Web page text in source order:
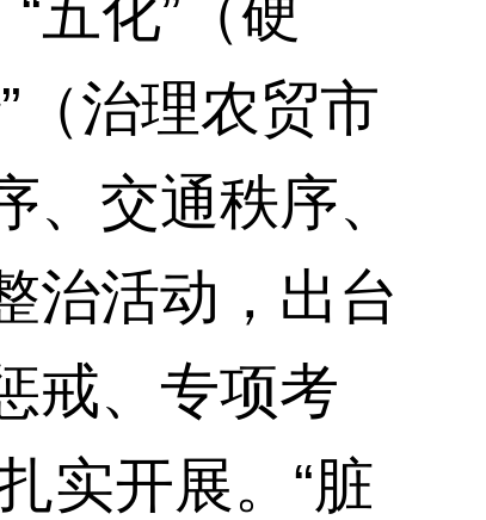
五化”（硬
（治理农贸市
交通秩序、
治活动，出台
戒、专项考
实开展。“脏